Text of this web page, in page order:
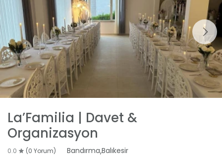
La’Familia | Davet &
Organizasyon
0.0 (0 Yorum) Bandırma,Balıkesir